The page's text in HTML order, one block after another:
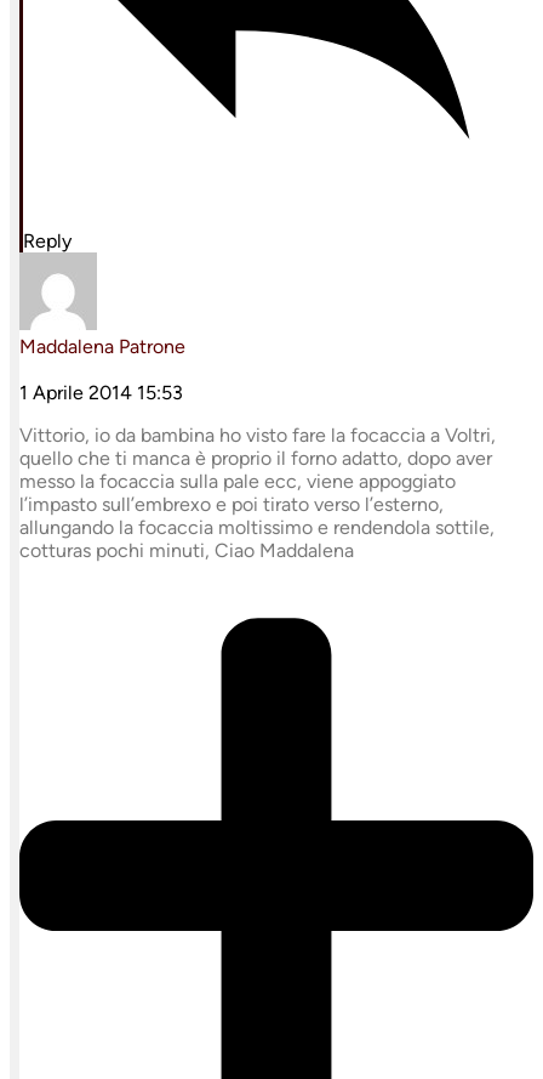
Reply
Maddalena Patrone
1 Aprile 2014 15:53
Vittorio, io da bambina ho visto fare la focaccia a Voltri,
quello che ti manca è proprio il forno adatto, dopo aver
messo la focaccia sulla pale ecc, viene appoggiato
l’impasto sull’embrexo e poi tirato verso l’esterno,
allungando la focaccia moltissimo e rendendola sottile,
cotturas pochi minuti, Ciao Maddalena